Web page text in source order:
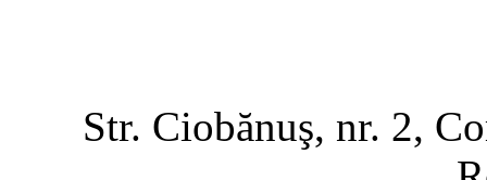
Str. Ciobănuş, nr. 2,